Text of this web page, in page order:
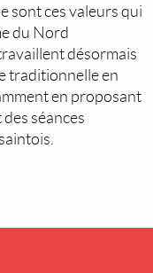
sont ces valeurs qui
du Nord
désormais
traditionnelle en
en proposant
séances